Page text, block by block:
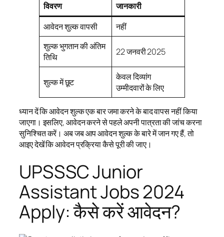
विवरण
जानकारी
आवेदन शुल्क वापसी
नहीं
शुल्क भुगतान की अंतिम
तिथि
22 जनवरी 2025
शुल्क में छूट
केवल दिव्यांग
उम्मीदवारों के लिए
ध्यान दें कि आवेदन शुल्क एक बार जमा करने के बाद वापस नहीं किया
जाएगा। इसलिए, आवेदन करने से पहले अपनी पात्रता की जांच करना
सुनिश्चित करें। अब जब आप आवेदन शुल्क के बारे में जान गए हैं, तो
आइए देखें कि आवेदन प्रक्रिया कैसे पूरी की जाए।
UPSSSC Junior
Assistant Jobs 2024
Apply: कैसे करें आवेदन?